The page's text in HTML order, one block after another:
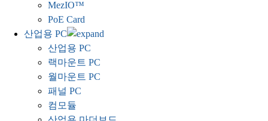
MezIO™
PoE Card
산업용 PC
산업용 PC
랙마운트 PC
월마운트 PC
패널 PC
컴모듈